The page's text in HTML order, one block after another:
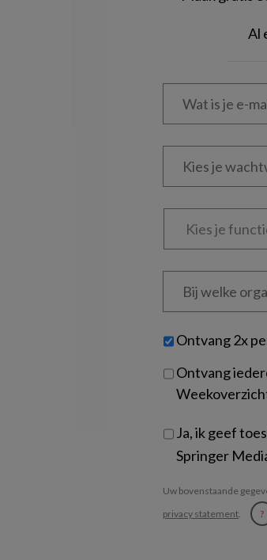
Al
Wat
Kies
Kies
Bij
welke
je?
Untitled
Ontvang 2x
Ontvang
Ja, ik geef
Springer
Uw bovenstaande
privacy statement. ?